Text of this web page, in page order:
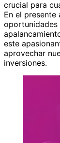
crucial para
En el
oportunidades
este
aprovechar
inversiones.